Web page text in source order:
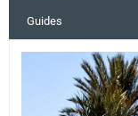
Guides